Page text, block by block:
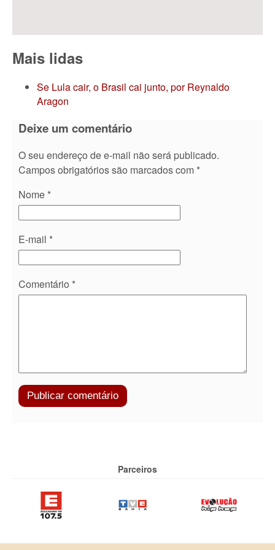
Mais lidas
Se Lula cair, o Brasil cai junto, por Reynaldo
Aragon
Deixe um comentário
O seu endereço de e-mail não será publicado.
Campos obrigatórios são marcados com *
Nome *
E-mail *
Comentário *
Parceiros